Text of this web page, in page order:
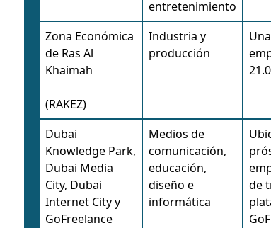
entretenimiento
Zona Económica
de Ras Al
Khaimah
(RAKEZ)
Industria y
producción
Dubai
Knowledge Park,
Dubai Media
City, Dubai
Internet City y
GoFreelance
Medios de
comunicación,
educación,
diseño e
informática
de